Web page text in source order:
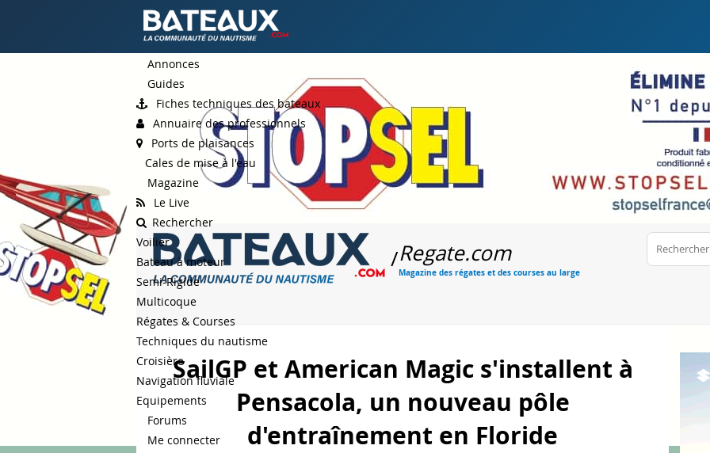
Annonces
Guides
Fiches techniques des bateaux
Annuaire des professionnels
Ports de plaisances
Cales de mise à l'eau
Magazine
Le Live
Rechercher
Voilier
Bateau à moteur
Semi-Rigide
Multicoque
Régates & Courses
Techniques du nautisme
Croisière
Navigation fluviale
Equipements
Forums
Me connecter
/Regate.com
Magazine des régates et des courses au large
SailGP et American Magic s'installent à
Pensacola, un nouveau pôle
d'entraînement en Floride